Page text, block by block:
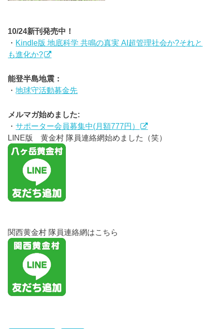
10/24新刊発売中！
・ Kindle版 地底科学 共鳴の真実 AI超管理社会か?それと
も進化か?
能登半島地震：
・地球守活動募金先
メルマガ始めました:
・サポーター会員募集中(月額777円）
LINE版 黄金村 隊員連絡網始めました（笑）
関西黄金村 隊員連絡網はこちら